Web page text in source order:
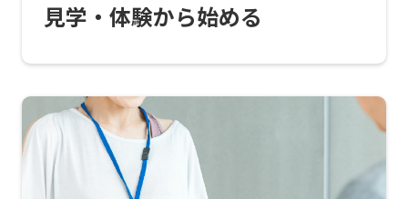
見学・体験から始める
website
is